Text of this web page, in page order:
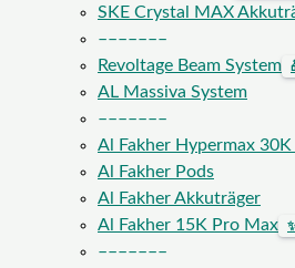
SKE Crystal MAX
–––––––
Revoltage Beam System
AL Massiva System
–––––––
Al Fakher Hypermax 30K
Al Fakher Pods
Al Fakher Akkuträger
Al Fakher 15K Pro Max
–––––––